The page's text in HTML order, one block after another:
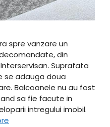
spre vanzare un
din
Suprafata
se adauga doua
Balcoanele nu au fost
sa fie facute in
intregului imobil.